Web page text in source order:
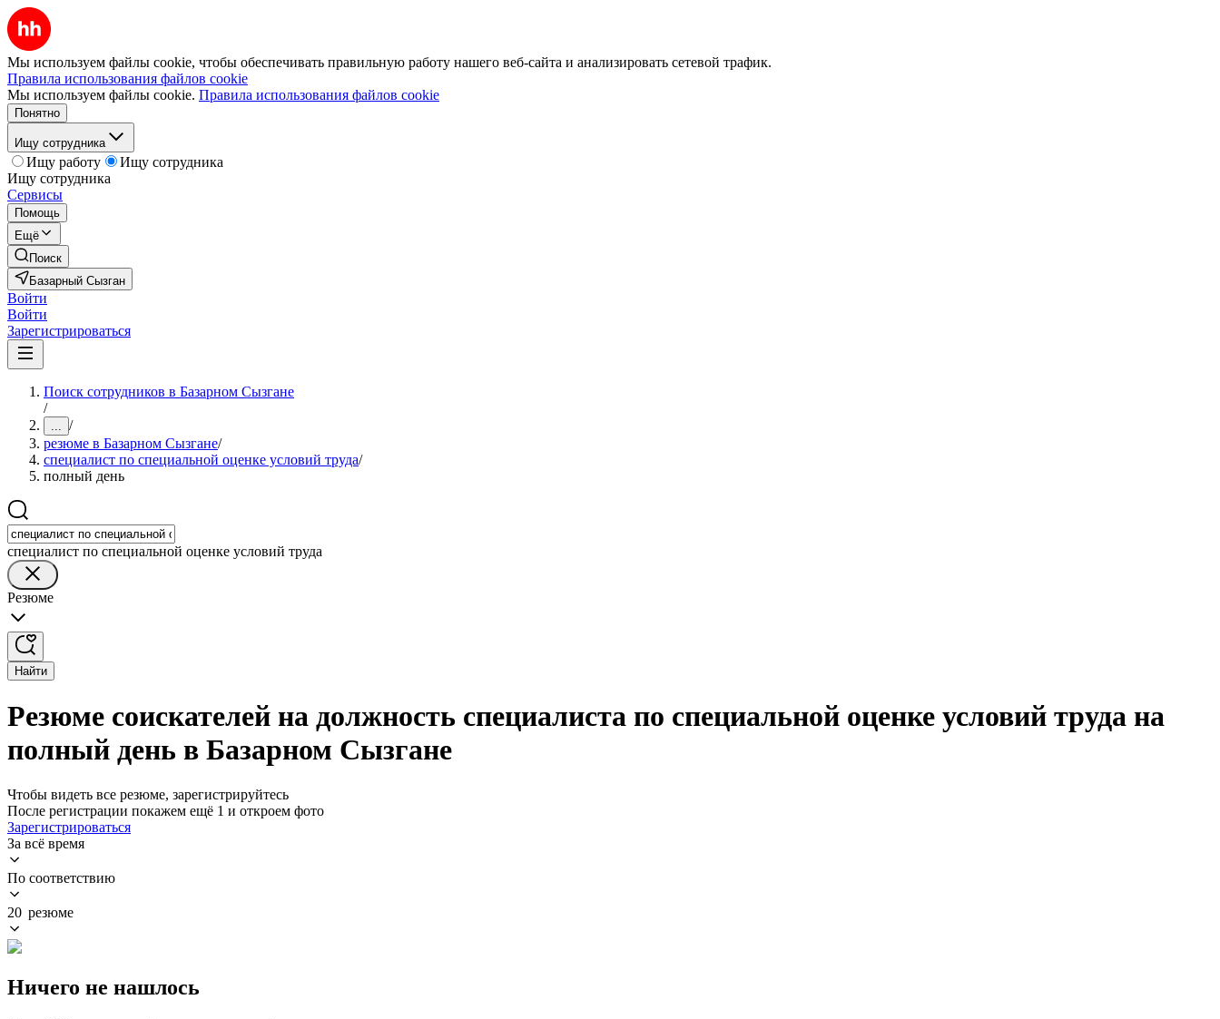
Мы используем файлы cookie, чтобы обеспечивать правильную работу нашего веб-сайта и анализировать сетевой трафик.
Правила использования файлов cookie
Мы используем файлы cookie. Правила использования файлов cookie
Понятно
Ищу сотрудника
Ищу работу
Ищу сотрудника
Ищу сотрудника
Сервисы
Помощь
Ещё
Поиск
Базарный Сызган
Войти
Войти
Зарегистрироваться
Поиск сотрудников в Базарном Сызгане
/
... /
резюме в Базарном Сызгане/
специалист по специальной оценке условий труда/
полный день
специалист по специальной оценке условий труда
Резюме
Найти
Резюме соискателей на должность специалиста по специальной оценке условий труда на
полный день в Базарном Сызгане
Чтобы видеть все резюме, зарегистрируйтесь
После регистрации покажем ещё 1 и откроем фото
Зарегистрироваться
За всё время
По соответствию
20 резюме
Ничего не нашлось